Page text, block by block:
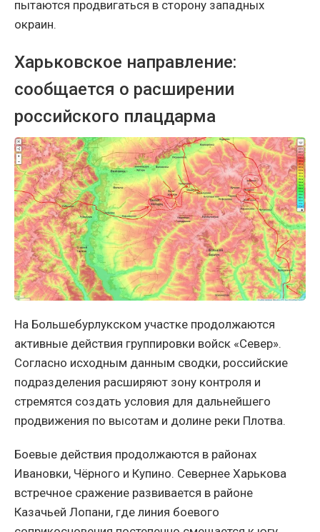
пытаются продвигаться в сторону западных
окраин.
Харьковское направление:
сообщается о расширении
российского плацдарма
На Большебурлукском участке продолжаются
активные действия группировки войск «Север».
Согласно исходным данным сводки, российские
подразделения расширяют зону контроля и
стремятся создать условия для дальнейшего
продвижения по высотам и долине реки Плотва.
Боевые действия продолжаются в районах
Ивановки, Чёрного и Купино. Севернее Харькова
встречное сражение развивается в районе
Казачьей Лопани, где линия боевого